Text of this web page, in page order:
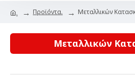
. Προϊόντα. Μεταλλικών
Μεταλλικών